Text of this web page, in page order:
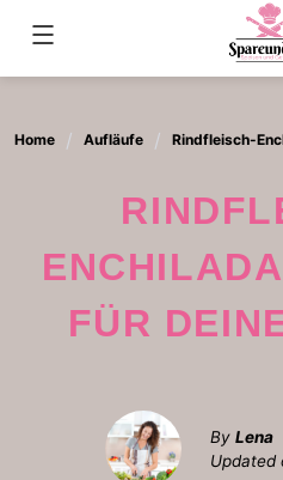
content
Home Aufläufe Rindfleisch-
RINDFLEISCH-
FÜR
By Lena
Updated